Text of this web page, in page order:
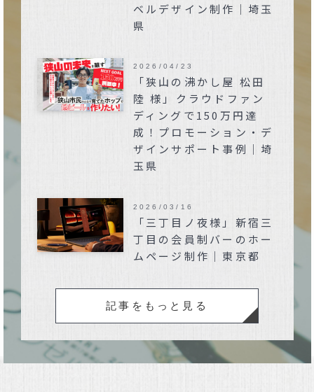
ベルデザイン制作｜埼玉
県
「狭山の沸かし屋 松田
陸 様」クラウドファン
ディングで150万円達
成！プロモーション・デ
ザインサポート事例｜埼
玉県
2026/04/23
「三丁目ノ夜様」新宿三
丁目の会員制バーのホー
ムページ制作｜東京都
2026/03/16
記事をもっと見る